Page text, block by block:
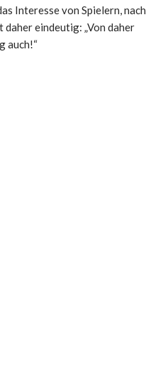
Interesse von Spielern, nach
daher eindeutig: „Von daher
auch!“